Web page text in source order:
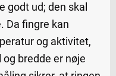
godt ud; den skal
Da fingre kan
og aktivitet,
bredde er nøje